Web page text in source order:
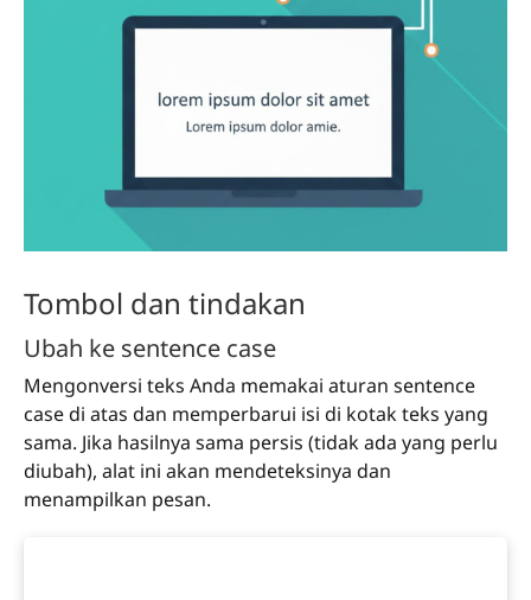
Tombol dan tindakan
Ubah ke sentence case
Mengonversi teks Anda memakai aturan sentence
case di atas dan memperbarui isi di kotak teks yang
sama. Jika hasilnya sama persis (tidak ada yang perlu
diubah), alat ini akan mendeteksinya dan
menampilkan pesan.